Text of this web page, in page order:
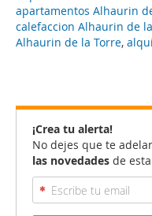
apartamentos Alhaurin
calefaccion Alhaurin de
Alhaurin de la Torre,
¡Crea tu alerta!
No dejes que te
las novedades de